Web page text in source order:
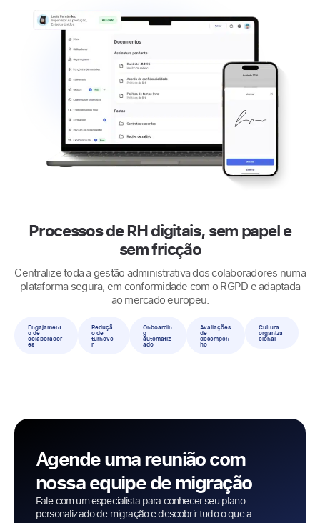
Processos de RH digitais, sem papel e
sem fricção
Centralize toda a gestão administrativa dos colaboradores numa
plataforma segura, em conformidade com o RGPD e adaptada
ao mercado europeu.
Engajament
o de
colaborador
es
Reduçã
o de
turnove
r
Onboardin
g
automatiz
ado
Avaliações
de
desempen
ho
Cultura
organiza
cional
Agende uma reunião com
nossa equipe de migração
Fale com um especialista para conhecer seu plano
personalizado de migração e descobrir tudo o que a